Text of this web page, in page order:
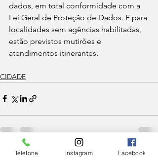
dados, em total conformidade com a
Lei Geral de Proteção de Dados. E para
localidades sem agências habilitadas,
estão previstos mutirões e
atendimentos itinerantes.
CIDADE
Posts Relacionados Ver tudo
Telefone Instagram Facebook